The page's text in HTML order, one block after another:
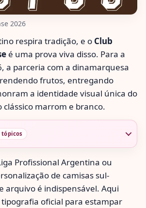
2026
respira tradição, e o Club
é uma prova viva disso. Para a
a parceria com a dinamarquesa
frutos, entregando
a identidade visual única do
clássico marrom e branco.
tópicos
Profissional Argentina ou
de camisas sul-
arquivo é indispensável. Aqui
oficial para estampar